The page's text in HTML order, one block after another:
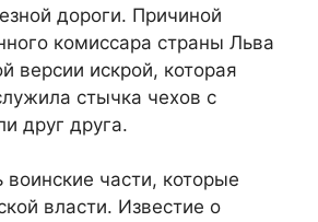
дороги. Причиной
комиссара страны Льва
версии искрой, которая
стычка чехов с
друг друга.
воинские части, которые
власти. Известие о